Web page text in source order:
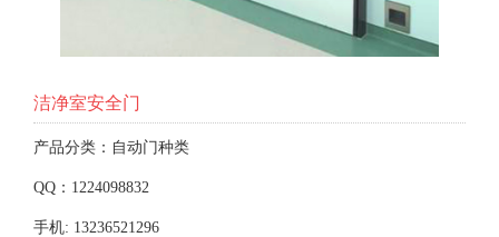
洁净室安全门
产品分类：自动门种类
QQ：1224098832
手机: 13236521296